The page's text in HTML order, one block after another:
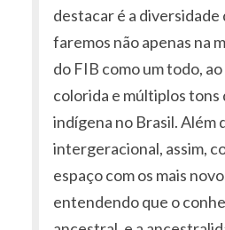
destacar é a diversidade
faremos não apenas na
do FIB como um todo,
colorida e múltiplos tons
indígena no Brasil. Além
intergeracional, assim,
espaço com os mais
entendendo que o